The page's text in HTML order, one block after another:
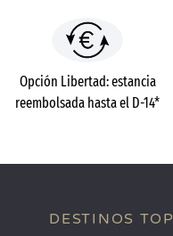
Opción Libertad: estancia
reembolsada hasta el D-14*
DESTINOS TOP